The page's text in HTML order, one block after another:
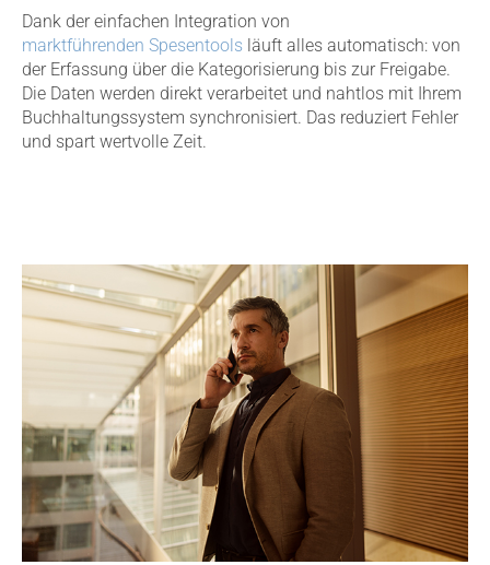
Dank der einfachen Integration von
marktführenden Spesentools läuft alles automatisch: von
der Erfassung über die Kategorisierung bis zur Freigabe.
Die Daten werden direkt verarbeitet und nahtlos mit Ihrem
Buchhaltungssystem synchronisiert. Das reduziert Fehler
und spart wertvolle Zeit.